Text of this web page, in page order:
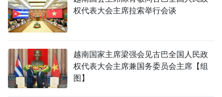
РУССКИЙ
权代表大会主席拉索举行会谈
越南国家主席梁强会见古巴全国人民政
权代表大会主席兼国务委员会主席【组
图】